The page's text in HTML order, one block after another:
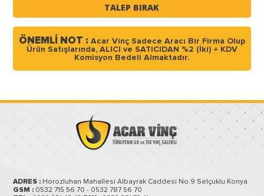
TALEP BIRAK
ÖNEMLİ NOT : Acar Vinç Sadece Aracı Bir Firma Olup
Ürün Satışlarında, ALICI ve SATICIDAN %2 (İki) + KDV
Komisyon Bedeli Almaktadır.
ADRES : Horozluhan Mahallesi Albayrak Caddesi No.9 Selçuklu Konya
GSM : 0532 715 56 70 - 0532 787 56 70